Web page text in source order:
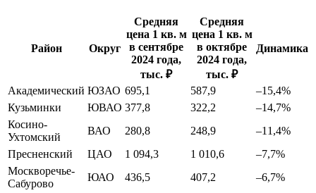
Район Округ
Средняя
цена 1 кв. м
в сентябре
2024 года,
тыс. ₽
Средняя
цена 1 кв. м
в октябре
2024 года,
тыс. ₽
Динамика
Академический ЮЗАО 695,1 587,9
–15,4%
Кузьминки
ЮВАО 377,8 322,2
–14,7%
Косино-
Ухтомский
ВАО 280,8 248,9
–11,4%
Пресненский
ЦАО 1 094,3 1 010,6
–7,7%
Москворечье-
Сабурово
ЮАО 436,5 407,2 –6,7%